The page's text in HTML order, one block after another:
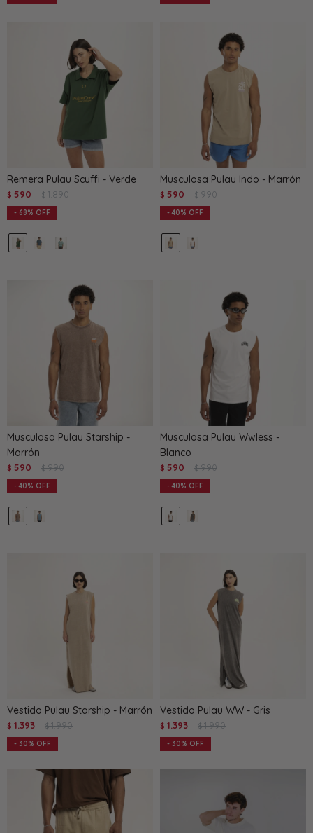
Remera Pulau Scuffi - Verde
$ 590 $ 1.890
68
Musculosa Pulau Indo - Marrón
$ 590 $ 990
40
Musculosa Pulau Starship -
Marrón
$ 590 $ 990
40
Musculosa Pulau Wwless -
Blanco
$ 590 $ 990
40
Vestido Pulau Starship - Marrón
$ 1.393 $ 1.990
30
Vestido Pulau WW - Gris
$ 1.393 $ 1.990
30